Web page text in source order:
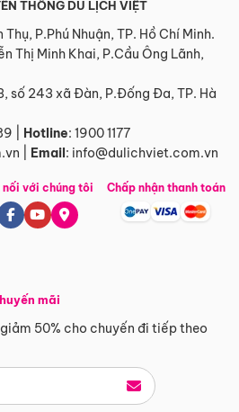
THÔNG DU LỊCH VIỆT
P.Phú Nhuận, TP. Hồ Chí Minh.
Thị Minh Khai, P.Cầu Ông Lãnh,
số 243 xã Đàn, P.Đống Đa, TP. Hà
Hotline: 1900 1177
Email: info@dulichviet.com.vn
mãi
50% cho chuyến đi tiếp theo
nối với chúng tôi Chấp nhận thanh toán